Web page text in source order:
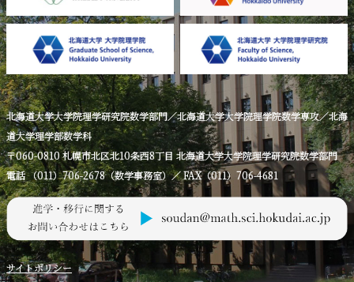
北海道大学大学院理学研究院数学部門／北海道大学大学院理学院数学専攻／北海
道大学理学部数学科
〒060-0810 札幌市北区北10条西8丁目 北海道大学大学院理学研究院数学部門
電話 （011）706-2678（数学事務室）／ FAX（011）706-4681
サイトポリシー